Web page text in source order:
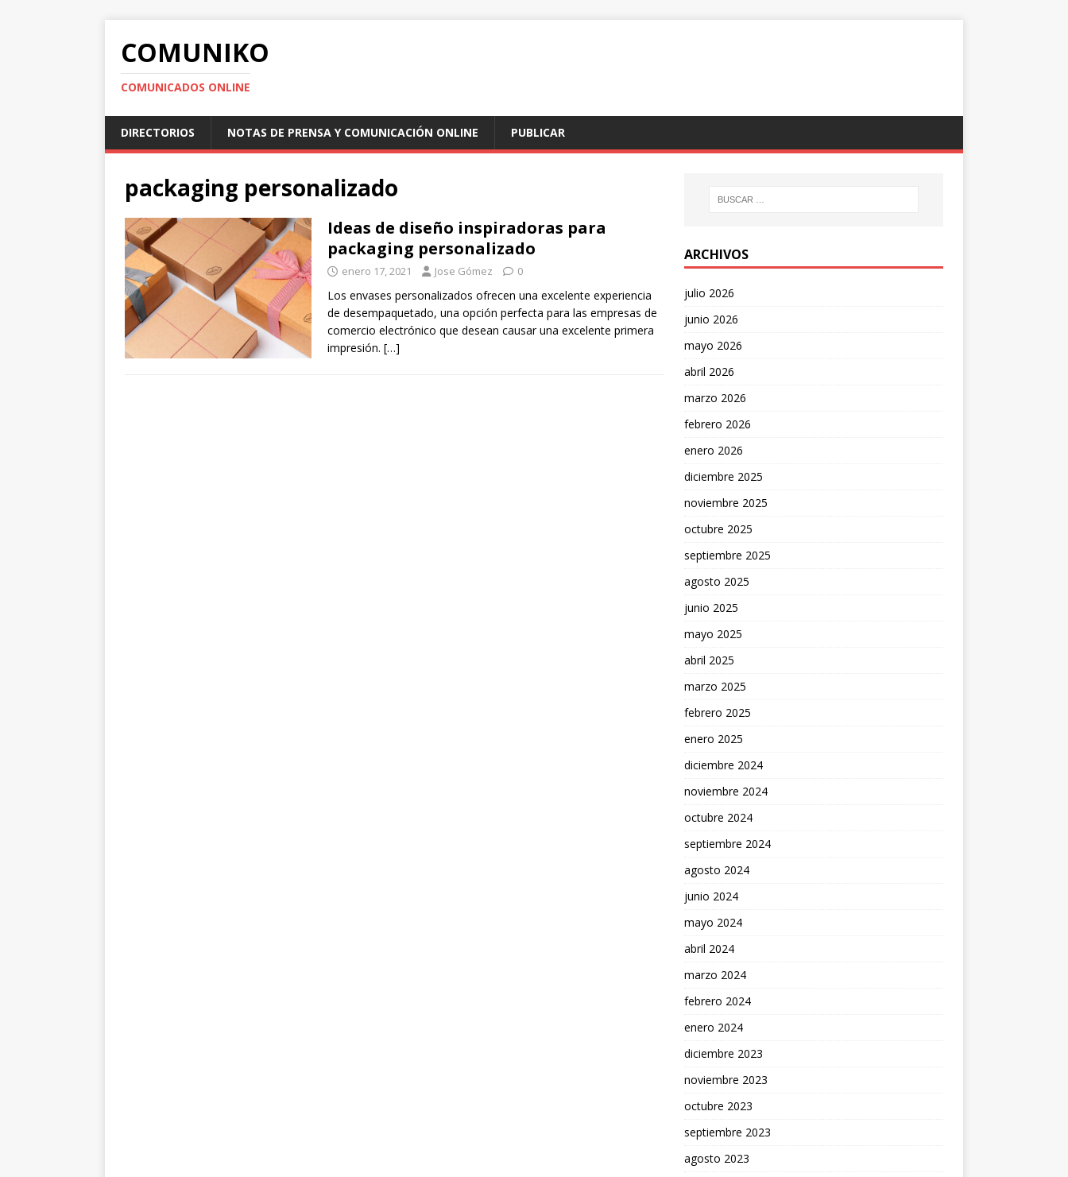
COMUNIKO
COMUNICADOS ONLINE
DIRECTORIOS NOTAS DE PRENSA Y COMUNICACIÓN ONLINE PUBLICAR
packaging personalizado
Ideas de diseño inspiradoras para
packaging personalizado
enero 17, 2021 Jose Gómez 0
Los envases personalizados ofrecen una excelente experiencia
de desempaquetado, una opción perfecta para las empresas de
comercio electrónico que desean causar una excelente primera
impresión. […]
ARCHIVOS
julio 2026
junio 2026
mayo 2026
abril 2026
marzo 2026
febrero 2026
enero 2026
diciembre 2025
noviembre 2025
octubre 2025
septiembre 2025
agosto 2025
junio 2025
mayo 2025
abril 2025
marzo 2025
febrero 2025
enero 2025
diciembre 2024
noviembre 2024
octubre 2024
septiembre 2024
agosto 2024
junio 2024
mayo 2024
abril 2024
marzo 2024
febrero 2024
enero 2024
diciembre 2023
noviembre 2023
octubre 2023
septiembre 2023
agosto 2023